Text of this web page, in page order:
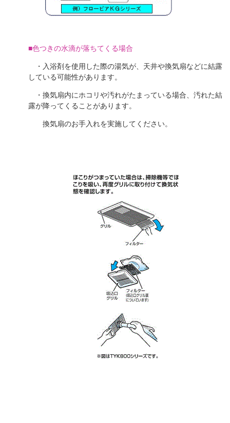
■色つきの水滴が落ちてくる場合
・入浴剤を使用した際の湯気が、天井や換気扇などに結露
している可能性があります。
・換気扇内にホコリや汚れがたまっている場合、汚れた結
露が降ってくることがあります。
換気扇のお手入れを実施してください。